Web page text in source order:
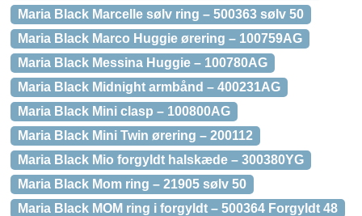
Maria Black Marcelle sølv ring – 500363 sølv 50
Maria Black Marco Huggie ørering – 100759AG
Maria Black Messina Huggie – 100780AG
Maria Black Midnight armbånd – 400231AG
Maria Black Mini clasp – 100800AG
Maria Black Mini Twin ørering – 200112
Maria Black Mio forgyldt halskæde – 300380YG
Maria Black Mom ring – 21905 sølv 50
Maria Black MOM ring i forgyldt – 500364 Forgyldt 48